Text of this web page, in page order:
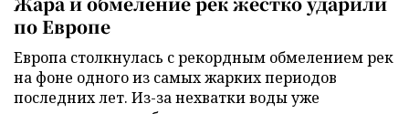
по Европе
Европа столкнулась с рекордным обмелением рек
на фоне одного из самых жарких периодов
последних лет. Из-за нехватки воды уже